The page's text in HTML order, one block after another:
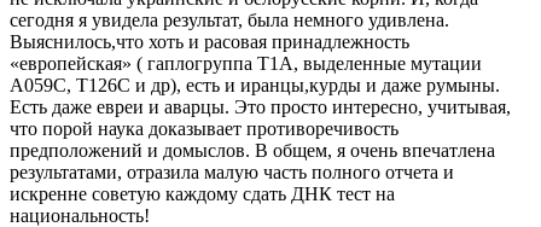
сегодня я увидела результат, была немного удивлена.
Выяснилось,что хоть и расовая принадлежность
«европейская» ( гаплогруппа T1A, выделенные мутации
A059C, T126C и др), есть и иранцы,курды и даже румыны.
Есть даже евреи и аварцы. Это просто интересно, учитывая,
что порой наука доказывает противоречивость
предположений и домыслов. В общем, я очень впечатлена
результатами, отразила малую часть полного отчета и
искренне советую каждому сдать ДНК тест на
национальность!